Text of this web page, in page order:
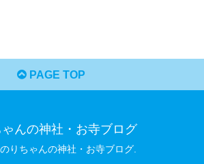
PAGE TOP
んの神社・お寺ブログ
りちゃんの神社・お寺ブログ.